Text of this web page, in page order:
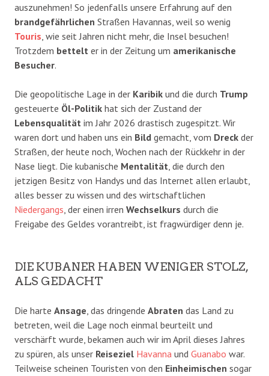
auszunehmen! So jedenfalls unsere Erfahrung auf den
brandgefährlichen Straßen Havannas, weil so wenig
Touris, wie seit Jahren nicht mehr, die Insel besuchen!
Trotzdem bettelt er in der Zeitung um amerikanische
Besucher.
Die geopolitische Lage in der Karibik und die durch Trump
gesteuerte Öl-Politik hat sich der Zustand der
Lebensqualität im Jahr 2026 drastisch zugespitzt. Wir
waren dort und haben uns ein Bild gemacht, vom Dreck der
Straßen, der heute noch, Wochen nach der Rückkehr in der
Nase liegt. Die kubanische Mentalität, die durch den
jetzigen Besitz von Handys und das Internet allen erlaubt,
alles besser zu wissen und des wirtschaftlichen
Niedergangs, der einen irren Wechselkurs durch die
Freigabe des Geldes vorantreibt, ist fragwürdiger denn je.
DIE KUBANER HABEN WENIGER STOLZ,
ALS GEDACHT
Die harte Ansage, das dringende Abraten das Land zu
betreten, weil die Lage noch einmal beurteilt und
verschärft wurde, bekamen auch wir im April dieses Jahres
zu spüren, als unser Reiseziel Havanna und Guanabo war.
Teilweise scheinen Touristen von den Einheimischen sogar